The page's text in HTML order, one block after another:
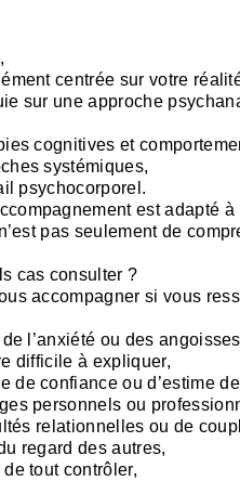
centrée sur votre
sur une approche
cognitives et
systémiques,
psychocorporel.
est adapté
n’est pas seulement de
cas consulter ?
accompagner si vous
l’anxiété ou des
difficile à expliquer,
de confiance ou d’estime
personnels ou
relationnelles ou de
regard des autres,
tout contrôler,